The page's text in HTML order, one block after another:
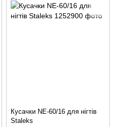
Кусачки NE-60/16 для нігтів
Staleks